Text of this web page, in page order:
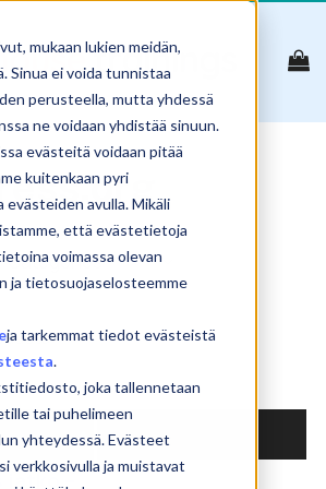
mukaan lukien meidän,
Sinua ei voida tunnistaa
perusteella, mutta yhdessä
ne voidaan yhdistää sinuun.
evästeitä voidaan pitää
kuitenkaan pyri
evästeiden avulla. Mikäli
että evästetietoja
voimassa olevan
ja tietosuojaselosteemme
ja tarkemmat tiedot evästeistä
.
joka tallennetaan
tai puhelimeen
yhteydessä. Evästeet
verkkosivulla ja muistavat
jatko –